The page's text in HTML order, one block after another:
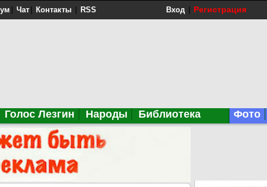
Чат Контакты RSS Вход Регистрация
Голос Лезгин Народы Библиотека Фото